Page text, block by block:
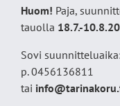
Huom! Paja,
tauolla 18.7.-
Sovi
p. 0456136811
tai